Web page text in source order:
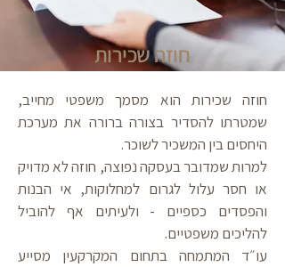
חוזה שכירות
חוזה שכירות הוא מסמך משפטי מחייב,
שמטרתו להסדיר בצורה ברורה את מערכת
היחסים בין המשכיר לשוכר.
למרות שמדובר בעסקה נפוצה, חוזה לא מדויק
או חסר עלול לגרום למחלוקות, אי הבנות
והפסדים כספיים - ולעיתים אף להוביל
להליכים משפטיים.
עו״ד המתמחה בתחום המקרקעין מסייע